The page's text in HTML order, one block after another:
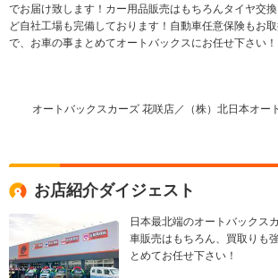
でお届け致します！カー用品販売はもちろんタイヤ交
ど自社工場も完備しております！自動車任意保険もお
で、お車の事まとめてオートバックスにお任せ下さい！
オートバックスカーズ 花咲店／（株）北日本オー
お店紹介ダイジェスト
日本最北端のオートバックス
車販売はもちろん、買取りも
とめてお任せ下さい！